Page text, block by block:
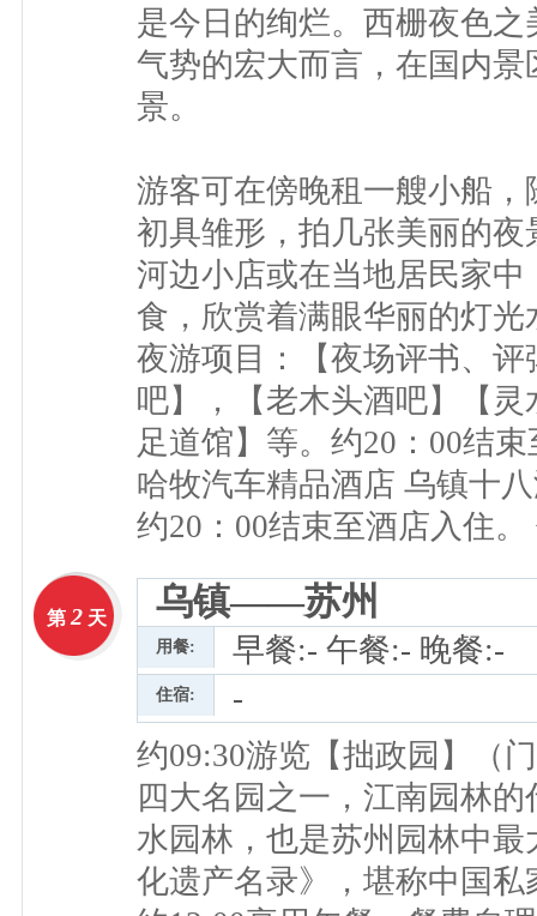
是今日的绚烂。西栅夜色
气势的宏大而言，在国内
景。
游客可在傍晚租一艘小船
初具雏形，拍几张美丽的
河边小店或在当地居民家
食，欣赏着满眼华丽的灯光
夜游项目：【夜场评书、
吧】，【老木头酒吧】【
足道馆】等。约20：00结
哈牧汽车精品酒店 乌镇十
约20：00结束至酒店入住。
第 2 天 乌镇——苏州
用餐: 早餐:- 午餐:- 晚餐:-
住宿:
-
约09:30游览【拙政园】（
四大名园之一，江南园林
水园林，也是苏州园林中
化遗产名录》，堪称中国私